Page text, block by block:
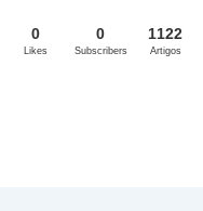
0
Likes
0
Subscribers
1122
Artigos